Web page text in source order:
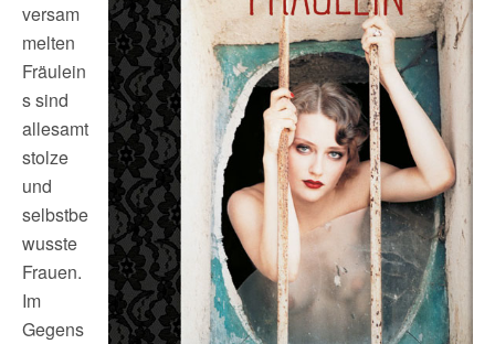
versam
melten
Fräulein
s sind
allesamt
stolze
und
selbstbe
wusste
Frauen.
Im
Gegens